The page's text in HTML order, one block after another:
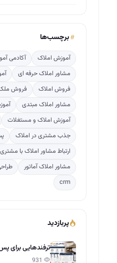
برچسب‌ها
آموزش املاک آکادمی
مشاور املاک حرفه ای
فروش املاک
فروش
مشاور املاک مبتدی
آموزش املاک و مستغلات
جذب مشتری در املاک
ارتباط مشاور املاک با مشتری
مشاور املاک آماتور
crm
پربازدید
ترفندهایی برای